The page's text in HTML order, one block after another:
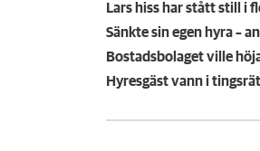
Lars hiss har stått still i
Sänkte sin egen hyra –
Bostadsbolaget ville
Hyresgäst vann i